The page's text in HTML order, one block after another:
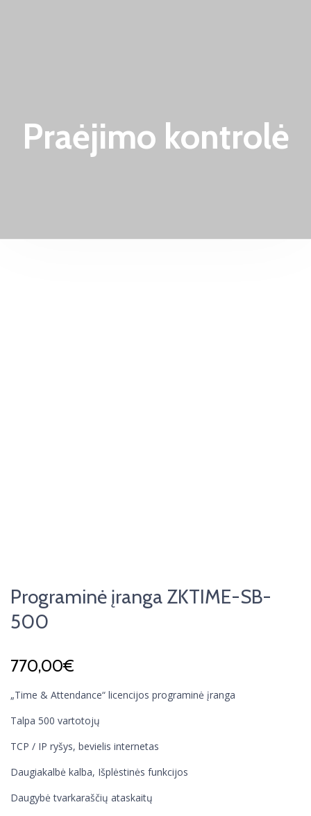
Praėjimo kontrolė
Programinė įranga ZKTIME-SB-
500
770,00€
„Time & Attendance“ licencijos programinė įranga
Talpa 500 vartotojų
TCP / IP ryšys, bevielis internetas
Daugiakalbė kalba, Išplėstinės funkcijos
Daugybė tvarkaraščių ataskaitų